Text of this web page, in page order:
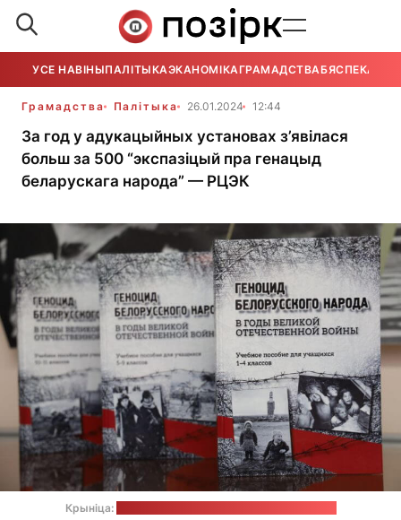
УСЕ НАВІНЫПАЛІТЫКАЭКАНОМІКАГРАМАДСТВАБЯСПЕКА
Грамадства Палітыка 26.01.2024 12:44
За год у адукацыйных установах з’явілася
больш за 500 “экспазіцый пра генацыд
беларускага народа” — РЦЭК
Крыніца: